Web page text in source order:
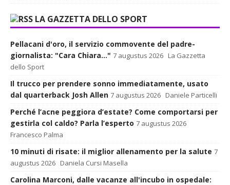
LA GAZZETTA DELLO SPORT
Pellacani d'oro, il servizio commovente del padre-
giornalista: "Cara Chiara..." 7 augustus 2026 La Gazzetta
dello Sport
Il trucco per prendere sonno immediatamente, usato
dal quarterback Josh Allen 7 augustus 2026 Daniele Particelli
Perché l’acne peggiora d’estate? Come comportarsi per
gestirla col caldo? Parla l’esperto 7 augustus 2026
Francesco Palma
10 minuti di risate: il miglior allenamento per la salute 7
augustus 2026 Daniela Cursi Masella
Carolina Marconi, dalle vacanze all'incubo in ospedale: